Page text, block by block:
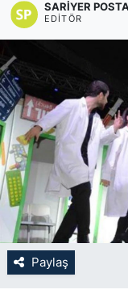
SARIYER
EDITÖR
Paylaş
KÖŞE
KÜLTÜR
MAGAZİN
RÖPORTAJ
SAĞLIK
SARIYER